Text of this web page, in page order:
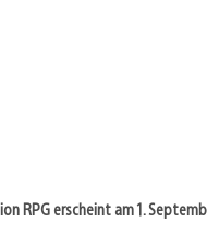
RPG erscheint am 1.